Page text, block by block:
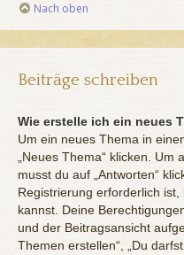
Nach oben
Beiträge schreiben
Wie erstelle ich ein neues
Um ein neues Thema in
„Neues Thema“ klicken. Um
musst du auf „Antworten“
Registrierung erforderlich
kannst. Deine
und der Beitragsansicht
Themen erstellen“, „Du